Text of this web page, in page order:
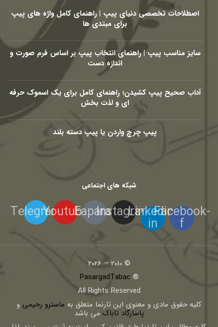
اصطلاحات تخصصی دنیای پیپ | راهنمای کامل واژه های پیپ
برای مبتدی ها
سایز مناسب پیپ | راهنمای انتخاب پیپ بر اساس فرم صورت و
اندازه دست
آداب صحیح پیپ کشیدن؛ راهنمای کامل برای یک اسموک حرفه
ای و لذت بخش
پیپ چرچ واردن یا پیپ دسته بلند
شبکه های اجتماعی
Facebook-
f
Linkedin-
in
Instagram
Eaparat
Youtube
Telegram
© 2010 – 2026
®
PasargadTabac
All Rights Reserved
كليه حقوق مادی و معنوی اين تارنما متعلق به ماسترو رحیمی و
پاسارگاد تاباک می باشد